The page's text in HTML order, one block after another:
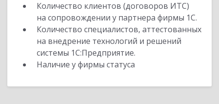
Количество клиентов (договоров ИТС)
на сопровождении у партнера фирмы 1С.
Количество специалистов, аттестованных
на внедрение технологий и решений
системы 1С:Предприятие.
Наличие у фирмы статуса